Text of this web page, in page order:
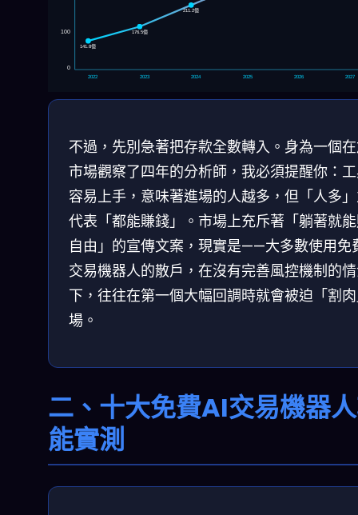
0
100
2022 2023 2024 2025 2026 2027
141.8億
176.5億
211.2億
不過，先別急著把存款全數轉入。身為一個
市場觀察了四年的分析師，我必須提醒你：
容易上手，意味著進場的人越多，但「人多
代表「都能賺錢」。市場上充斥著「躺著就
自由」的宣傳文案，現實是——大多數使用免
交易機器人的散戶，在沒有完善風控機制的
下，往往在第一個大幅回調時就會被迫「割
場。
二、十大免費AI交易機器
能實測